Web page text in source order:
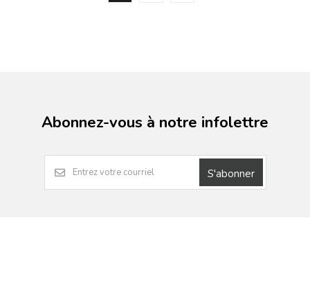
Abonnez-vous à notre infolettre
S'abonner